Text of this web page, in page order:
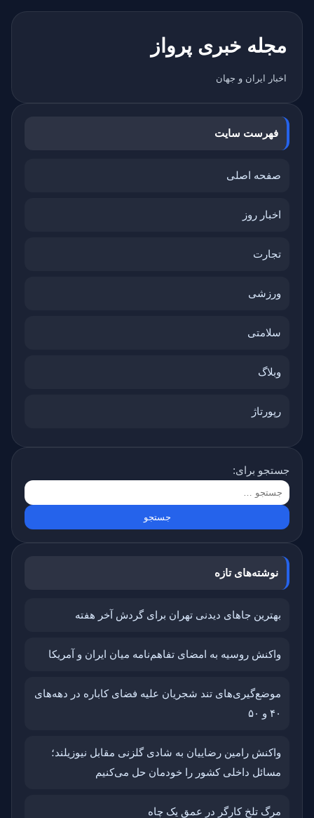
مجله خبری پرواز
اخبار ایران و جهان
فهرست سایت
صفحه اصلی
اخبار روز
تجارت
ورزشی
سلامتی
وبلاگ
رپورتاژ
جستجو برای:
نوشته‌های تازه
بهترین جاهای دیدنی تهران برای گردش آخر هفته
واکنش روسیه به امضای تفاهم‌نامه میان ایران و آمریکا
موضع‌گیری‌های تند شجریان علیه فضای کاباره در دهه‌های
۴۰ و ۵۰
واکنش رامین رضاییان به شادی گلزنی مقابل نیوزیلند؛
مسائل داخلی کشور را خودمان حل می‌کنیم
مرگ تلخ کارگر در عمق یک چاه